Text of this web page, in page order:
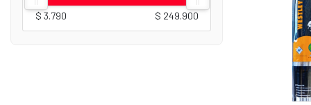
$ 3.790 $ 249.900